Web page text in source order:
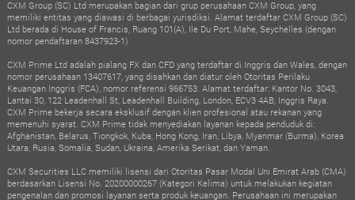
CXM Group (SC) Ltd merupakan bagian dari grup perusahaan CXM Group, yang
memiliki entitas yang diawasi di berbagai yurisdiksi. Alamat terdaftar CXM Group (SC)
Ltd berada di House of Francis, Ruang 101(A), Ile Du Port, Mahe, Seychelles (dengan
nomor pendaftaran 8437923-1)
CXM Prime Ltd adalah pialang FX dan CFD yang terdaftar di Inggris dan Wales, dengan
nomor perusahaan 13407617, yang disahkan dan diatur oleh Otoritas Perilaku
Keuangan Inggris (FCA), nomor referensi 966753. Alamat terdaftar: Kantor No. 3043,
Lantai 30, 122 Leadenhall St, Leadenhall Building, London, ECV3 4AB, Inggris Raya.
CXM Prime bekerja secara eksklusif dengan klien profesional atau rekanan yang
memenuhi syarat. CXM Prime tidak menyediakan layanan kepada penduduk di:
Afghanistan, Belarus, Tiongkok, Kuba, Hong Kong, Iran, Libya, Myanmar (Burma), Korea
Utara, Rusia, Somalia, Sudan, Ukraina, Amerika Serikat, dan Yaman.
CXM Securities LLC memiliki lisensi dari Otoritas Pasar Modal Uni Emirat Arab (CMA)
berdasarkan Lisensi No. 20200000267 (Kategori Kelima) untuk melakukan kegiatan
pengenalan dan promosi layanan serta produk keuangan. Perusahaan ini merupakan